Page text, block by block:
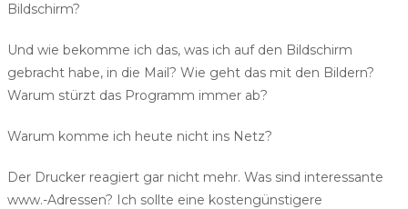
Bildschirm?
Und wie bekomme ich das, was ich auf den Bildschirm
gebracht habe, in die Mail? Wie geht das mit den Bildern?
Warum stürzt das Programm immer ab?
Warum komme ich heute nicht ins Netz?
Der Drucker reagiert gar nicht mehr. Was sind interessante
www.-Adressen? Ich sollte eine kostengünstigere